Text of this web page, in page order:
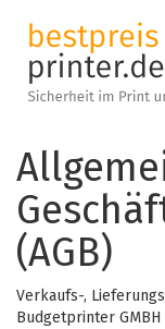
(AGB)
Verkaufs-,
Budgetprinter GMBH